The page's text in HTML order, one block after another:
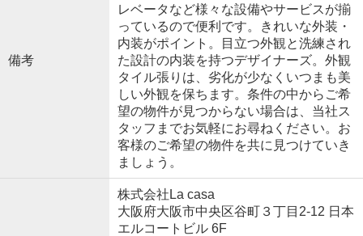
備考
レベータなど様々な設備やサービスが揃
っているので便利です。きれいな外装・
内装がポイント。目立つ外観と洗練され
た設計の内装を持つデザイナーズ。外観
タイル張りは、劣化が少なくいつまも美
しい外観を保ちます。条件の中からご希
望の物件が見つからない場合は、当社ス
タッフまでお気軽にお尋ねください。お
客様のご希望の物件を共に見つけていき
ましょう。
株式会社La casa
大阪府大阪市中央区谷町３丁目2-12 日本
エルコートビル 6F